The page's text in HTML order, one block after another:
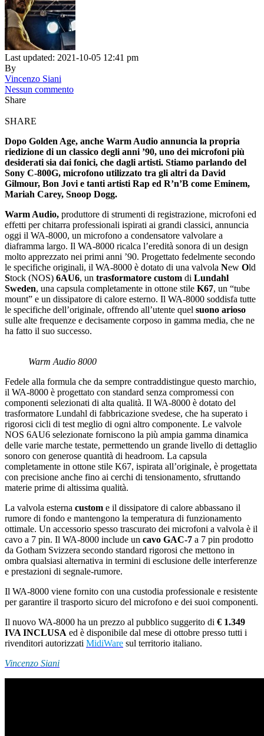
Last updated: 2021-10-05 12:41 pm
By
Vincenzo Siani
Nessun commento
Share
SHARE
Dopo Golden Age, anche Warm Audio annuncia la propria
riedizione di un classico degli anni ’90, uno dei microfoni più
desiderati sia dai fonici, che dagli artisti. Stiamo parlando del
Sony C-800G, microfono utilizzato tra gli altri da David
Gilmour, Bon Jovi e tanti artisti Rap ed R’n’B come Eminem,
Mariah Carey, Snoop Dogg.
Warm Audio, produttore di strumenti di registrazione, microfoni ed
effetti per chitarra professionali ispirati ai grandi classici, annuncia
oggi il WA-8000, un microfono a condensatore valvolare a
diaframma largo. Il WA-8000 ricalca l’eredità sonora di un design
molto apprezzato nei primi anni ’90. Progettato fedelmente secondo
le specifiche originali, il WA-8000 è dotato di una valvola New Old
Stock (NOS) 6AU6, un trasformatore custom di Lundahl
Sweden, una capsula completamente in ottone stile K67, un “tube
mount” e un dissipatore di calore esterno. Il WA-8000 soddisfa tutte
le specifiche dell’originale, offrendo all’utente quel suono arioso
sulle alte frequenze e decisamente corposo in gamma media, che ne
ha fatto il suo successo.
Warm Audio 8000
Fedele alla formula che da sempre contraddistingue questo marchio,
il WA-8000 è progettato con standard senza compromessi con
componenti selezionati di alta qualità. Il WA-8000 è dotato del
trasformatore Lundahl di fabbricazione svedese, che ha superato i
rigorosi cicli di test meglio di ogni altro componente. Le valvole
NOS 6AU6 selezionate forniscono la più ampia gamma dinamica
delle varie marche testate, permettendo un grande livello di dettaglio
sonoro con generose quantità di headroom. La capsula
completamente in ottone stile K67, ispirata all’originale, è progettata
con precisione anche fino ai cerchi di tensionamento, sfruttando
materie prime di altissima qualità.
La valvola esterna custom e il dissipatore di calore abbassano il
rumore di fondo e mantengono la temperatura di funzionamento
ottimale. Un accessorio spesso trascurato dei microfoni a valvola è il
cavo a 7 pin. Il WA-8000 include un cavo GAC-7 a 7 pin prodotto
da Gotham Svizzera secondo standard rigorosi che mettono in
ombra qualsiasi alternativa in termini di esclusione delle interferenze
e prestazioni di segnale-rumore.
Il WA-8000 viene fornito con una custodia professionale e resistente
per garantire il trasporto sicuro del microfono e dei suoi componenti.
Il nuovo WA-8000 ha un prezzo al pubblico suggerito di € 1.349
IVA INCLUSA ed è disponibile dal mese di ottobre presso tutti i
rivenditori autorizzati MidiWare sul territorio italiano.
Vincenzo Siani